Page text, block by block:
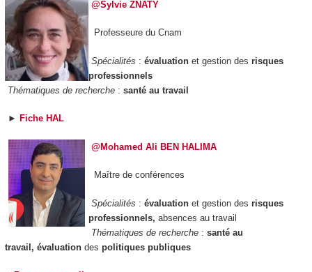
@Sylvie ZNATY
Professeure du Cnam
Spécialités : évaluation et gestion des risques
professionnels
Thématiques de recherche: santé au travail
► Fiche HAL
@Mohamed Ali BEN HALIMA
Maître de conférences
Spécialités : évaluation et gestion des risques
professionnels, absences au travail
Thématiques de recherche: santé au
travail, évaluation des politiques publiques